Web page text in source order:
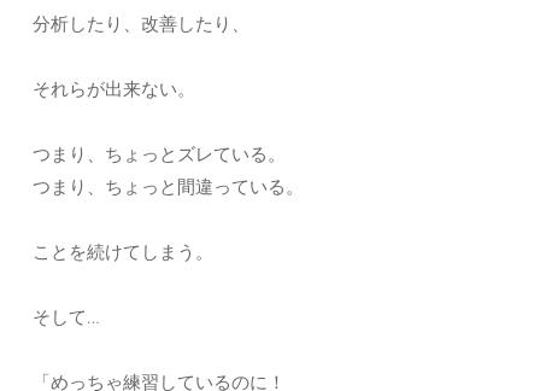
分析したり、改善したり、
それらが出来ない。
つまり、ちょっとズレている。
つまり、ちょっと間違っている。
ことを続けてしまう。
そして…
「めっちゃ練習しているのに！